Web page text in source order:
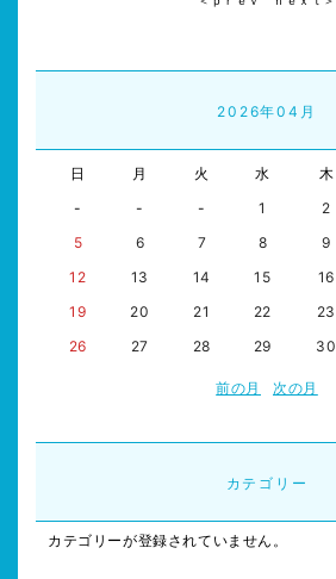
2026年04月
日 月 火 水 木
-
- - 1 2
5
6 7 8 9
12
13 14 15 16
19
20 21 22 23
26
27 28 29 30
前の月 次の月
カテゴリー
カテゴリーが登録されていません。